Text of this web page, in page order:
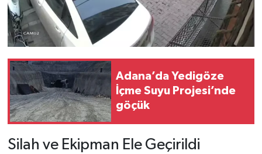
Adana’da Yedigöze
İçme Suyu Projesi’nde
göçük
Silah ve Ekipman Ele Geçirildi